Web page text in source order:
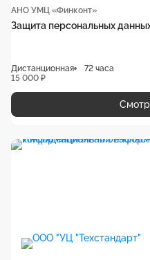
АНО УМЦ «Финконт»
Защита персональных
Дистанционная
72 часа
15 000 ₽